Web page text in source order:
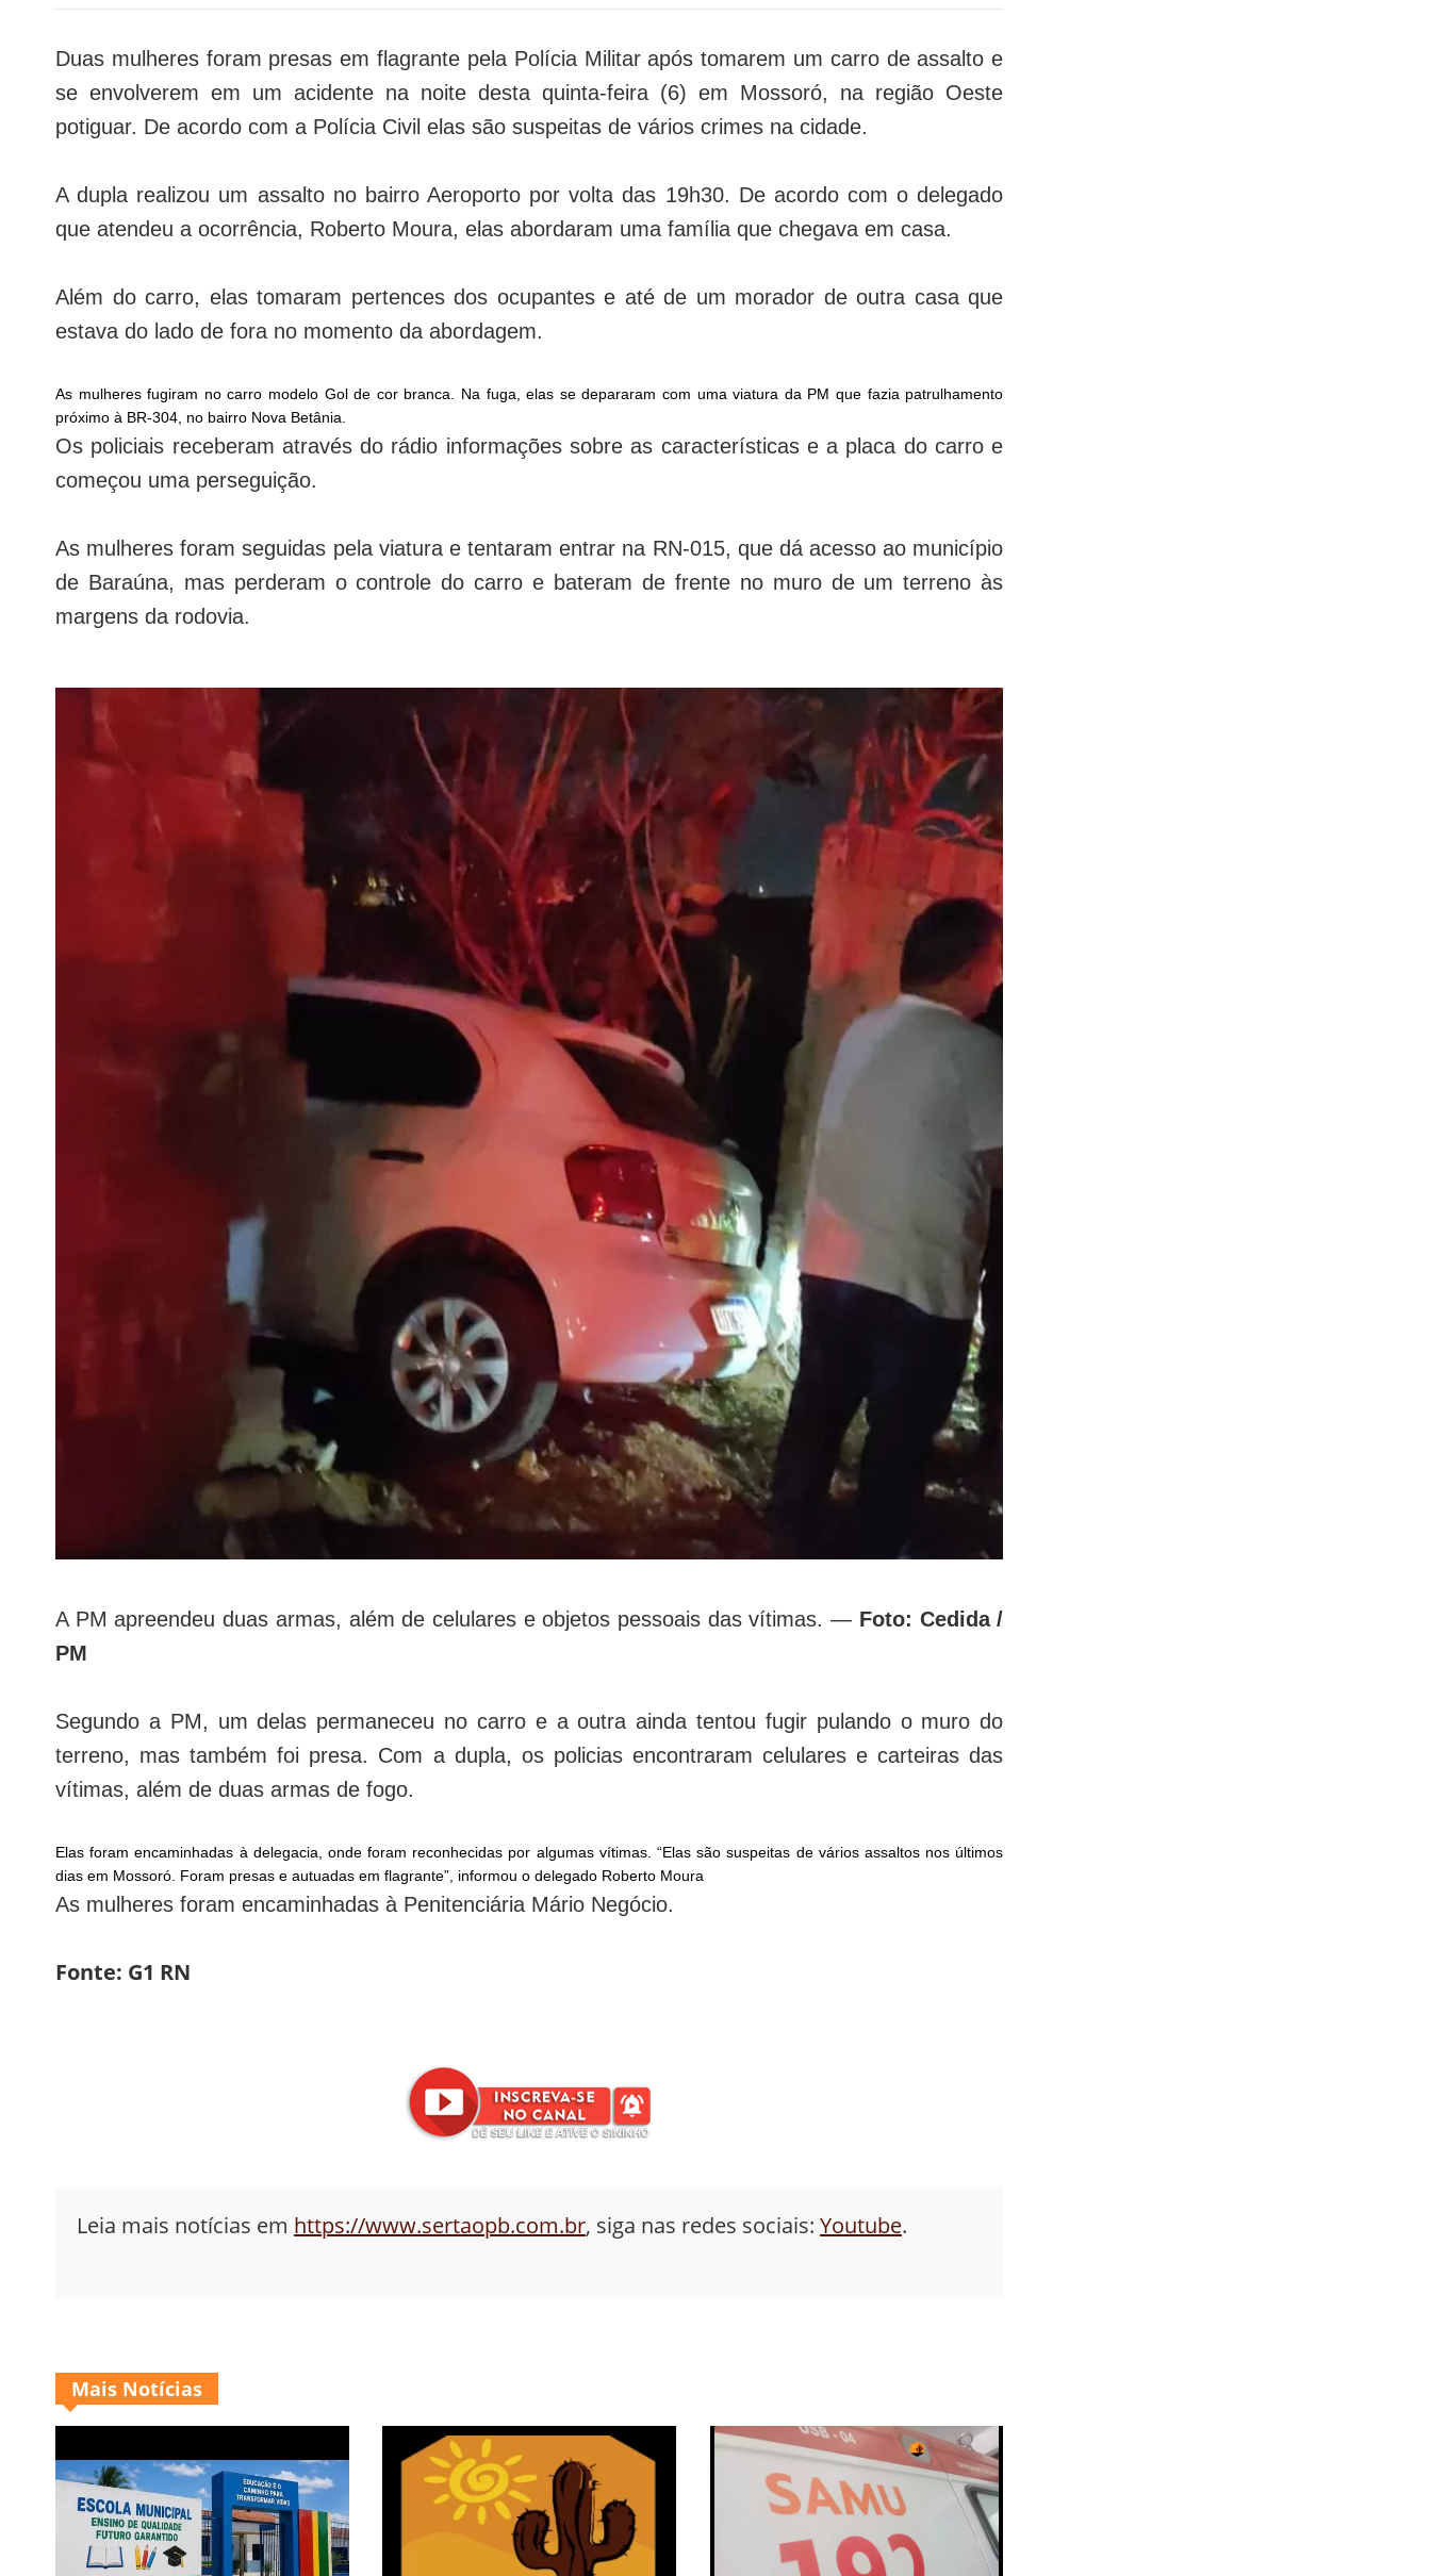
Duas mulheres foram presas em flagrante pela Polícia Militar após tomarem um carro de assalto e
se envolverem em um acidente na noite desta quinta-feira (6) em Mossoró, na região Oeste
potiguar. De acordo com a Polícia Civil elas são suspeitas de vários crimes na cidade.
A dupla realizou um assalto no bairro Aeroporto por volta das 19h30. De acordo com o delegado
que atendeu a ocorrência, Roberto Moura, elas abordaram uma família que chegava em casa.
Além do carro, elas tomaram pertences dos ocupantes e até de um morador de outra casa que
estava do lado de fora no momento da abordagem.
As mulheres fugiram no carro modelo Gol de cor branca. Na fuga, elas se depararam com uma viatura da PM que fazia patrulhamento
próximo à BR-304, no bairro Nova Betânia.
Os policiais receberam através do rádio informações sobre as características e a placa do carro e
começou uma perseguição.
As mulheres foram seguidas pela viatura e tentaram entrar na RN-015, que dá acesso ao município
de Baraúna, mas perderam o controle do carro e bateram de frente no muro de um terreno às
margens da rodovia.
A PM apreendeu duas armas, além de celulares e objetos pessoais das vítimas. — Foto: Cedida /
PM
Segundo a PM, um delas permaneceu no carro e a outra ainda tentou fugir pulando o muro do
terreno, mas também foi presa. Com a dupla, os policias encontraram celulares e carteiras das
vítimas, além de duas armas de fogo.
Elas foram encaminhadas à delegacia, onde foram reconhecidas por algumas vítimas. “Elas são suspeitas de vários assaltos nos últimos
dias em Mossoró. Foram presas e autuadas em flagrante”, informou o delegado Roberto Moura
As mulheres foram encaminhadas à Penitenciária Mário Negócio.
Fonte: G1 RN
Leia mais notícias em https://www.sertaopb.com.br, siga nas redes sociais: Youtube.
Mais Notícias